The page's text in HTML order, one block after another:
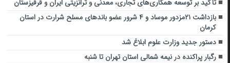
تأکید بر توسعه همکاری‌های تجاری، معدنی و ترانزیتی ایران و قرقیزستان
بازداشت ۲۱مزدور موساد و ۴ شرور عضو باندهای مسلح شرارت در استان
کرمان
دستور جدید وزارت علوم ابلاغ شد
رگبار پراکنده در نیمه شمالی استان تهران تا شنبه